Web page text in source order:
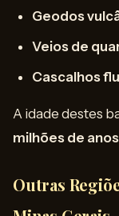
Geodos
Veios de
Cascalhos
A idade destes
milhões de anos
Outras